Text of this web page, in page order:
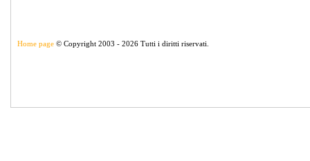
Home page © Copyright 2003 - 2026 Tutti i diritti riservati.